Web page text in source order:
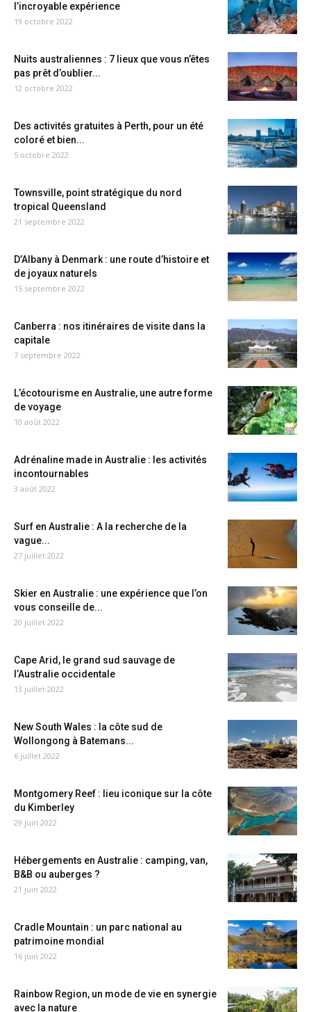
l’incroyable expérience
19 octobre 2022
Nuits australiennes : 7 lieux que vous n’êtes
pas prêt d’oublier...
12 octobre 2022
Des activités gratuites à Perth, pour un été
coloré et bien...
5 octobre 2022
Townsville, point stratégique du nord
tropical Queensland
21 septembre 2022
D’Albany à Denmark : une route d’histoire et
de joyaux naturels
15 septembre 2022
Canberra : nos itinéraires de visite dans la
capitale
7 septembre 2022
L’écotourisme en Australie, une autre forme
de voyage
10 août 2022
Adrénaline made in Australie : les activités
incontournables
3 août 2022
Surf en Australie : A la recherche de la
vague...
27 juillet 2022
Skier en Australie : une expérience que l’on
vous conseille de...
20 juillet 2022
Cape Arid, le grand sud sauvage de
l’Australie occidentale
13 juillet 2022
New South Wales : la côte sud de
Wollongong à Batemans...
6 juillet 2022
Montgomery Reef : lieu iconique sur la côte
du Kimberley
29 juin 2022
Hébergements en Australie : camping, van,
B&B ou auberges ?
21 juin 2022
Cradle Mountain : un parc national au
patrimoine mondial
16 juin 2022
Rainbow Region, un mode de vie en synergie
avec la nature